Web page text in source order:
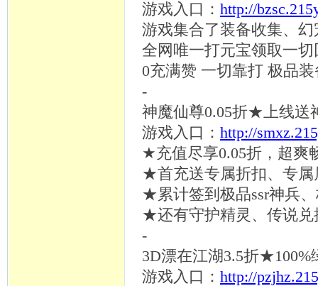
游戏入口： http://
游戏集合了装备收集、
全网唯一打元宝领取一
0充满赞 一切靠打 极品
-
神魔仙尊0.05折★上线送
游戏入口： http://
★充值尽享0.05折，超爽
★首充送专属折扣、专属
★累计签到极品ssr神兵
★还有守护精灵、传说兑
-
3D漂在江湖3.5折★100%
游戏入口： http://